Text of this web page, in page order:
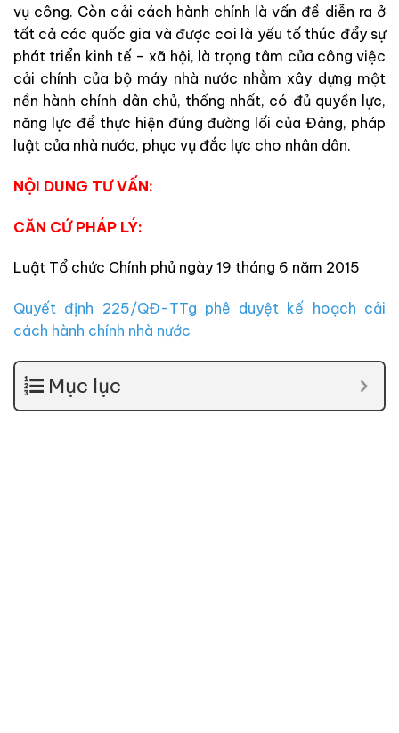
vụ công. Còn cải cách hành chính là vấn đề diễn ra ở
tất cả các quốc gia và được coi là yếu tố thúc đẩy sự
phát triển kinh tế – xã hội, là trọng tâm của công việc
cải chính của bộ máy nhà nước nhằm xây dựng một
nền hành chính dân chủ, thống nhất, có đủ quyền lực,
năng lực để thực hiện đúng đường lối của Đảng, pháp
luật của nhà nước, phục vụ đắc lực cho nhân dân.
NỘI DUNG TƯ VẤN:
CĂN CỨ PHÁP LÝ:
Luật Tổ chức Chính phủ ngày 19 tháng 6 năm 2015
Quyết định 225/QĐ-TTg phê duyệt kế hoạch cải
cách hành chính nhà nước
Mục lục